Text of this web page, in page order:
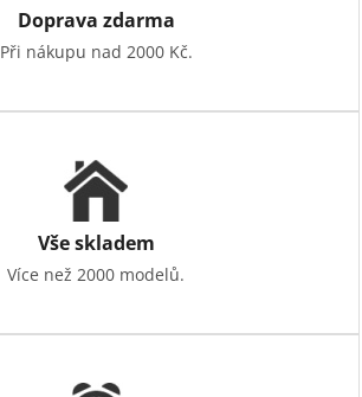
Doprava zdarma
Při nákupu nad 2000 Kč.
Vše skladem
Více než 2000 modelů.